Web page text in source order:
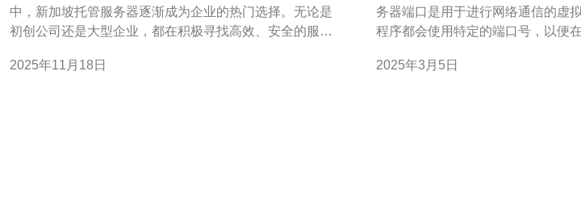
中，新加坡托管服务器逐渐成为企业的热门选择。无论是
初创公司还是大型企业，都在积极寻找高效、安全的服务
优势，帮助您更好地理解这一重要的技术选择。 以下是三
2025年11月18日
务器端口是用于进行网络通信的虚
程序都会使用特定的端口号，以便
1023为知名端口，1024-49151为注
2025年3月5日